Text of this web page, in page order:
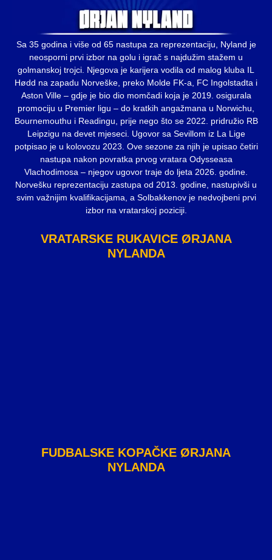
Sa 35 godina i više od 65 nastupa za reprezentaciju, Nyland je
neosporni prvi izbor na golu i igrač s najdužim stažem u
golmanskoj trojci. Njegova je karijera vodila od malog kluba IL
Hødd na zapadu Norveške, preko Molde FK-a, FC Ingolstadta i
Aston Ville – gdje je bio dio momčadi koja je 2019. osigurala
promociju u Premier ligu – do kratkih angažmana u Norwichu,
Bournemouthu i Readingu, prije nego što se 2022. pridružio RB
Leipzigu na devet mjeseci. Ugovor sa Sevillom iz La Lige
potpisao je u kolovozu 2023. Ove sezone za njih je upisao četiri
nastupa nakon povratka prvog vratara Odysseasa
Vlachodimosa – njegov ugovor traje do ljeta 2026. godine.
Norvešku reprezentaciju zastupa od 2013. godine, nastupivši u
svim važnijim kvalifikacijama, a Solbakkenov je nedvojbeni prvi
izbor na vratarskoj poziciji.
VRATARSKE RUKAVICE ØRJANA
NYLANDA
FUDBALSKE KOPAČKE ØRJANA
NYLANDA